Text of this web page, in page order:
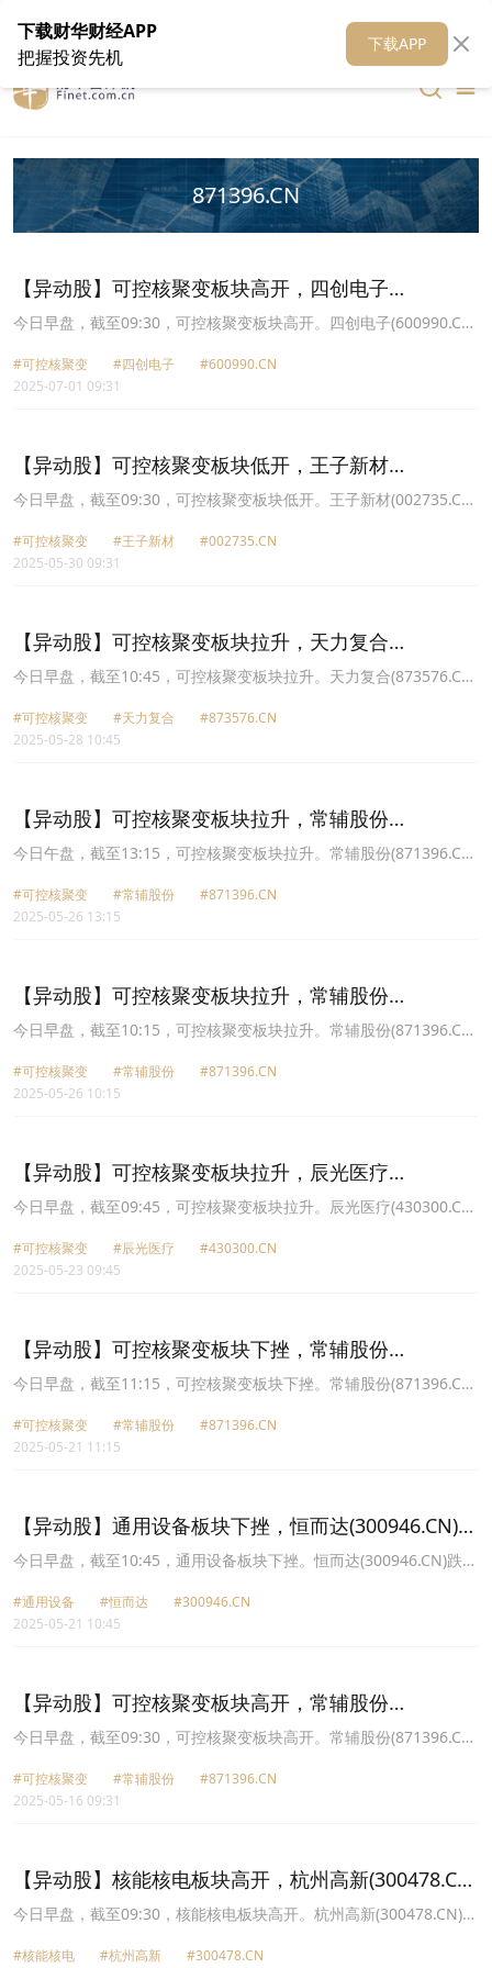
在线客服 关于我们 财华媒体矩阵 财华智库
871396.CN
【异动股】可控核聚变板块高开，四创电子
(600990.CN)涨6.81%
今日早盘，截至09:30，可控核聚变板块高开。四创电子(600990.CN)
鼎股份(600105.CN)涨5.56%报8.54元，合锻智能(603011.CN)涨
5.26%报16.4元，*ST立航(603261.CN)涨4.11%报21.3元，旭光电子
#可控核聚变 #四创电子
#600990.CN
2025-07-01 09:31
【异动股】可控核聚变板块低开，王子新材
(002735.CN)跌9.98%
今日早盘，截至09:30，可控核聚变板块低开。王子新材(002735.CN)
股份(002639.CN)跌8.83%报10.33元，常辅股份(871396.CN)跌
5.43%报45.11元，百利电气(600468.CN)跌4.87%报6.06元，海陆重
#可控核聚变 #王子新材
#002735.CN
2025-05-30 09:31
【异动股】可控核聚变板块拉升，天力复合
(873576.CN)涨21.31%
今日早盘，截至10:45，可控核聚变板块拉升。天力复合(873576.CN)
人股份(002639.CN)涨9.98%报11.35元，合锻智能(603011.CN)涨
9.33%报17.7元，永鼎股份(600105.CN)涨7.52%报8.87元，常辅股
#可控核聚变 #天力复合
#873576.CN
2025-05-28 10:45
【异动股】可控核聚变板块拉升，常辅股份
(871396.CN)涨14.53%
今日午盘，截至13:15，可控核聚变板块拉升。常辅股份(871396.CN)
雪人股份(002639.CN)涨9.99%报10.13元，百利电气(600468.CN)涨
9.98%报5.95元，融发核电(002366.CN)涨9.95%报6.19元，永鼎股
#可控核聚变 #常辅股份
#871396.CN
2025-05-26 13:15
【异动股】可控核聚变板块拉升，常辅股份
(871396.CN)涨10.68%
今日早盘，截至10:15，可控核聚变板块拉升。常辅股份(871396.CN)
发核电(002366.CN)涨9.95%报6.19元，百利电气(600468.CN)涨
8.13%报5.85元，永鼎股份(600105.CN)涨7.11%报8.14元，上海电
#可控核聚变 #常辅股份
#871396.CN
2025-05-26 10:15
【异动股】可控核聚变板块拉升，辰光医疗
(430300.CN)涨18.11%
今日早盘，截至09:45，可控核聚变板块拉升。辰光医疗(430300.CN)
发核电(002366.CN)涨9.96%报5.63元，旭光电子(600353.CN)涨
7.68%报9.82元，常辅股份(871396.CN)涨7.68%报44.88元，国光电
#可控核聚变 #辰光医疗
#430300.CN
2025-05-23 09:45
【异动股】可控核聚变板块下挫，常辅股份
(871396.CN)跌8.96%
今日早盘，截至11:15，可控核聚变板块下挫。常辅股份(871396.CN)
医疗(430300.CN)跌4.74%报20.09元，海陆重工(002255.CN)跌
4.15%报9.23元，旭光电子(600353.CN)跌3.90%报8.88元，永鼎股
#可控核聚变 #常辅股份
#871396.CN
2025-05-21 11:15
【异动股】通用设备板块下挫，恒而达(300946.CN)跌
10.27%
今日早盘，截至10:45，通用设备板块下挫。恒而达(300946.CN)跌
通(301137.CN)跌7.08%报23.64元，九菱科技(873305.CN)跌6.10%
报46.01元，克莱特(831689.CN)跌5.86%报45.14元，腾亚精工
#通用设备 #恒而达
#300946.CN
2025-05-21 10:45
【异动股】可控核聚变板块高开，常辅股份
(871396.CN)涨10.23%
今日早盘，截至09:30，可控核聚变板块高开。常辅股份(871396.CN)
弘讯科技(603015.CN)涨8.33%报13.53元，海陆重工(002255.CN)涨
5.55%报9.89元，永鼎股份(600105.CN)涨5.29%报7.56元，旭光电
#可控核聚变 #常辅股份
#871396.CN
2025-05-16 09:31
【异动股】核能核电板块高开，杭州高新(300478.CN)
涨19.95%
今日早盘，截至09:30，核能核电板块高开。杭州高新(300478.CN)涨
份(871396.CN)涨11.84%报11.52元，克莱特(831689.CN)涨11.65%
#核能核电 #杭州高新
#300478.CN
下载财华财经APP
把握投资先机
下载APP